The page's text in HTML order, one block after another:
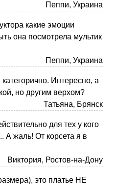
Пеппи, Украина
какие эмоции
она посмотрела мультик
Пеппи, Украина
Интересно, а
но другим верхом?
Татьяна, Брянск
для тех у кого
А жаль! От корсета я в
Виктория, Ростов-на-Дону
это платье НЕ